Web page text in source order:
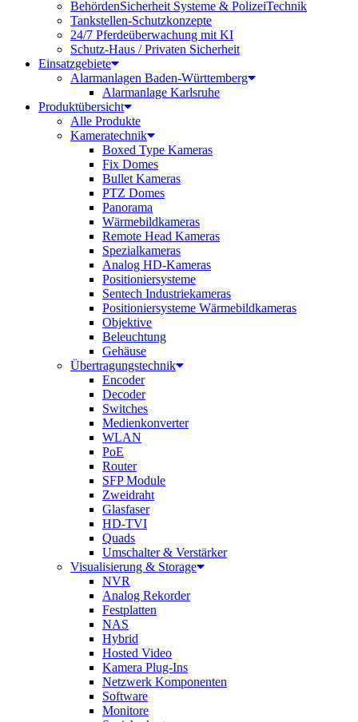
BehördenSicherheit Systeme & PolizeiTechnik
Tankstellen-Schutzkonzepte​
24/7 Pferdeüberwachung mit KI
Schutz-Haus / Privaten Sicherheit
Einsatzgebiete
Alarmanlagen Baden-Württemberg
Alarmanlage Karlsruhe
Produktübersicht
Alle Produkte
Kameratechnik
Boxed Type Kameras
Fix Domes
Bullet Kameras
PTZ Domes
Panorama
Wärmebildkameras
Remote Head Kameras
Spezialkameras
Analog HD-Kameras
Positioniersysteme
Sentech Industriekameras
Positioniersysteme Wärmebildkameras
Objektive
Beleuchtung
Gehäuse
Übertragungstechnik
Encoder
Decoder
Switches
Medienkonverter
WLAN
PoE
Router
SFP Module
Zweidraht
Glasfaser
HD-TVI
Quads
Umschalter & Verstärker
Visualisierung & Storage
NVR
Analog Rekorder
Festplatten
NAS
Hybrid
Hosted Video
Kamera Plug-Ins
Netzwerk Komponenten
Software
Monitore